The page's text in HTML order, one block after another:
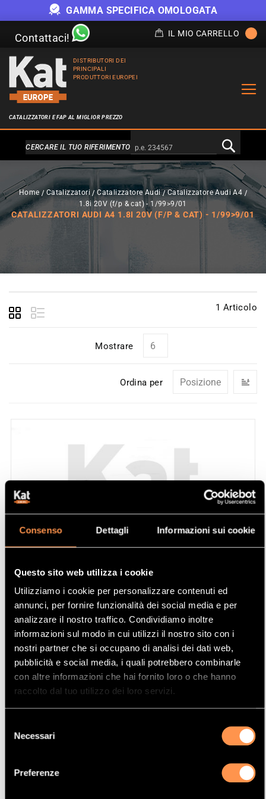
Consenso Dettagli Informazioni sui cookie
Questo sito web utilizza i cookie
Utilizziamo i cookie per personalizzare contenuti ed
annunci, per fornire funzionalità dei social media e per
analizzare il nostro traffico. Condividiamo inoltre
informazioni sul modo in cui utilizzi il nostro sito con i
nostri partner che si occupano di analisi dei dati web,
pubblicità e social media, i quali potrebbero combinarle
con altre informazioni che hai fornito loro o che hanno
raccolto dal tuo utilizzo dei loro servizi.
delNecessari
Preferenze
GAMMA SPECIFICA OMOLOGATA
Contattaci! IL MIO CARRELLO
DISTRIBUTORI DEI
PRINCIPALI
PRODUTTORI EUROPEI
CATALIZZATORI E FAP AL MIGLIOR PREZZO
Alternativa a Doofinder
CERCARE IL TUO RIFERIMENTO
Home Catalizzatori Catalizzatore Audi
Catalizzatore Audi A4
1.8i 20V (f/p & cat) - 1/99>9/01
CATALIZZATORI AUDI A4 1.8I 20V (F/P & CAT) - 1/99>9/01
1 Articolo
Mostrare
Ordina per
CATALIZZATORE RIFERIMENTO 21170858
SKU (Riferimento) 21170858
324,99 €
Prima:649,98 €
NON DISPONIBILE